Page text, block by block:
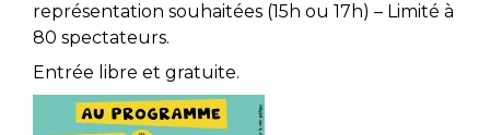
représentation souhaitées (15h ou 17h) – Limité à
80 spectateurs.
Entrée libre et gratuite.